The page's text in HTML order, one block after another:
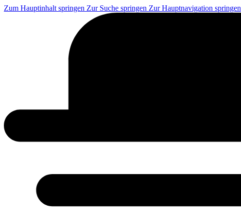
Zum Hauptinhalt springen Zur Suche springen Zur Hauptnavigation springen